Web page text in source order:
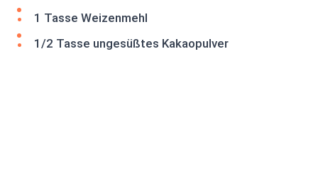
1 Tasse Weizenmehl
1/2 Tasse ungesüßtes Kakaopulver